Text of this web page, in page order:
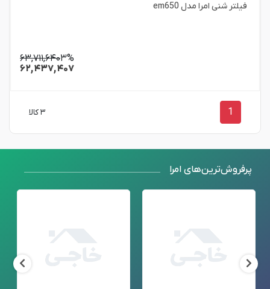
فیلتر شنی امرا مدل em650
۶۳,۷۱۱,۶۴۰۳%
۶۲,۴۳۷,۴۰۷
1 ۳ کالا
پرفروش‌ترین‌های امرا